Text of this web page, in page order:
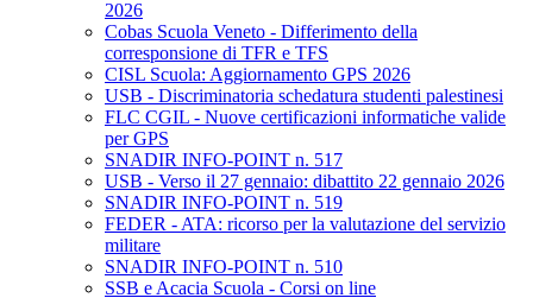
2026
Cobas Scuola Veneto - Differimento della
corresponsione di TFR e TFS
CISL Scuola: Aggiornamento GPS 2026
USB - Discriminatoria schedatura studenti palestinesi
FLC CGIL - Nuove certificazioni informatiche valide
per GPS
SNADIR INFO-POINT n. 517
USB - Verso il 27 gennaio: dibattito 22 gennaio 2026
SNADIR INFO-POINT n. 519
FEDER - ATA: ricorso per la valutazione del servizio
militare
SNADIR INFO-POINT n. 510
SSB e Acacia Scuola - Corsi on line